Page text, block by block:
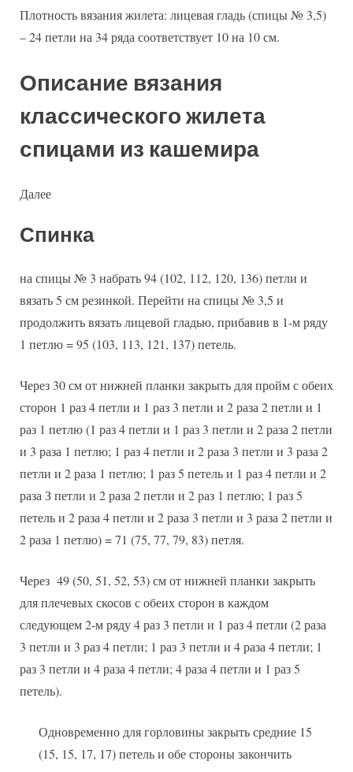
Плотность вязания жилета: лицевая гладь (спицы № 3,5)
– 24 петли на 34 ряда соответствует 10 на 10 см.
Описание вязания
классического жилета
спицами из кашемира
Далее
Спинка
на спицы № 3 набрать 94 (102, 112, 120, 136) петли и
вязать 5 см резинкой. Перейти на спицы № 3,5 и
продолжить вязать лицевой гладью, прибавив в 1-м ряду
1 петлю = 95 (103, 113, 121, 137) петель.
Через 30 см от нижней планки закрыть для пройм с обеих
сторон 1 раз 4 петли и 1 раз 3 петли и 2 раза 2 петли и 1
раз 1 петлю (1 раз 4 петли и 1 раз 3 петли и 2 раза 2 петли
и 3 раза 1 петлю; 1 раз 4 петли и 2 раза 3 петли и 3 раза 2
петли и 2 раза 1 петлю; 1 раз 5 петель и 1 раз 4 петли и 2
раза З петли и 2 раза 2 петли и 2 раз 1 петлю; 1 раз 5
петель и 2 раза 4 петли и 2 раза 3 петли и 3 раза 2 петли и
2 раза 1 петлю) = 71 (75, 77, 79, 83) петля.
Через 49 (50, 51, 52, 53) см от нижней планки закрыть
для плечевых скосов с обеих сторон в каждом
следующем 2-м ряду 4 раз 3 петли и 1 раз 4 петли (2 раза
3 петли и 3 раз 4 петли; 1 раз 3 петли и 4 раза 4 петли; 1
раз 3 петли и 4 раза 4 петли; 4 раза 4 петли и 1 раз 5
петель).
Одновременно для горловины закрыть средние 15
(15, 15, 17, 17) петель и обе стороны закончить